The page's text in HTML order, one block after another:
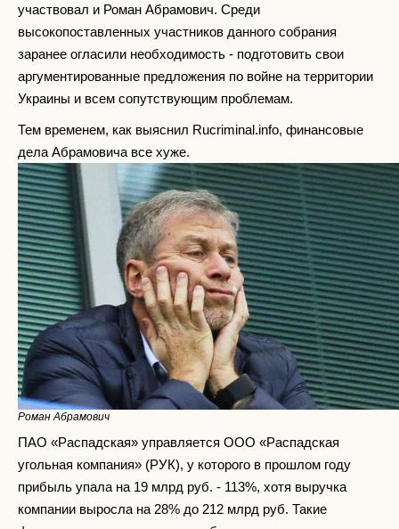
участвовал и Роман Абрамович. Среди
высокопоставленных участников данного собрания
заранее огласили необходимость - подготовить свои
аргументированные предложения по войне на территории
Украины и всем сопутствующим проблемам.
Тем временем, как выяснил Rucriminal.info, финансовые
дела Абрамовича все хуже.
Роман Абрамович
ПАО «Распадская» управляется ООО «Распадская
угольная компания» (РУК), у которого в прошлом году
прибыль упала на 19 млрд руб. - 113%, хотя выручка
компании выросла на 28% до 212 млрд руб. Такие